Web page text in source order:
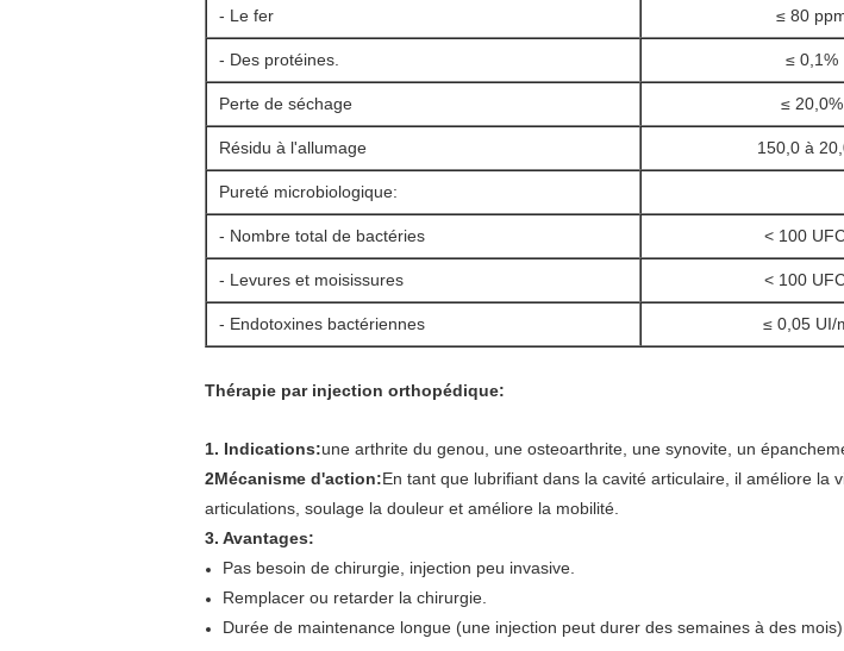
- Le fer ≤ 80
- Des protéines. ≤ 0,1%
Perte de séchage ≤ 20,0%
Résidu à l'allumage 150,0 à
Pureté microbiologique:
- Nombre total de bactéries < 100
- Levures et moisissures < 100
- Endotoxines bactériennes ≤ 0,05 UI/
Thérapie par injection orthopédique:
1. Indications:une arthrite du genou, une osteoarthrite, une synovite, un
2Mécanisme d'action:En tant que lubrifiant dans la cavité articulaire, il améliore
articulations, soulage la douleur et améliore la mobilité.
3. Avantages:
Pas besoin de chirurgie, injection peu invasive.
Remplacer ou retarder la chirurgie.
Durée de maintenance longue (une injection peut durer des semaines à des mois).